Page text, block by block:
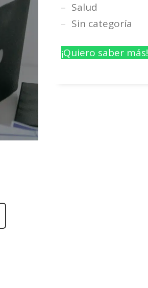
Salud
Sin categoría
¡Quiero saber más!